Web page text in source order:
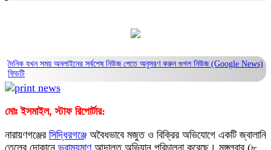
দৈনিক যখন সময় অনলাইনের সর্বশেষ নিউজ পেতে অনুসরণ করুন গুগল নিউজ (Google News)
ফিডটি
মোঃ ইসমাইল, স্টাফ রিপোর্টার:
নারায়ণগঞ্জের সিদ্ধিরগঞ্জে অবৈধভাবে মজুত ও বিক্রির অভিযোগে একটি জ্বালানি
তেলের দোকানেভ্রাম্যমাণআদালত অভিযান পরিচালনা করেছে। মঙ্গলবার (৮